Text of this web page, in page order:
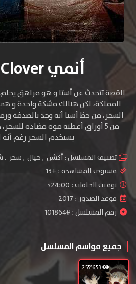
أنمي Black Clover
القصة تتحدث عن أستا و هو مراهق
المملكة، لكن هنالك مشكة واحدة و
السحر، من حظ أستا أنه وجد بالصدفة
من 5 أوراق أعطته قوة مضادة
يستخدم السحر رغم أنه
تصنيف المسلسل :أكشن ,خيال ,سحر ,
مستوي المشاهدة : +13
توقيت الحلقات : 24:00د
موعد الصدور : 2017
رقم المسلسل : #101864
جميع مواسم المسلسل